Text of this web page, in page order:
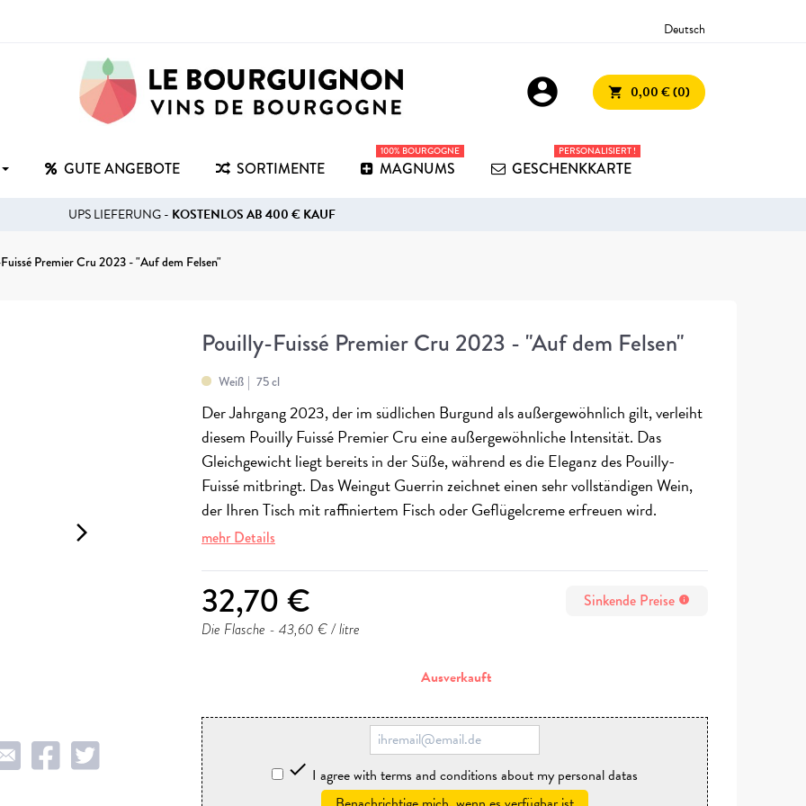
Deutsch
account_circle shopping_cart 0,00 € (0)
GUTE ANGEBOTE SORTIMENTE MAGNUMS
100% BOURGOGNE
GESCHENKKARTE
PERSONALISIERT !
UPS LIEFERUNG - KOSTENLOS AB 400 € KAUF
Premier Cru 2023 - "Auf dem Felsen"
arrow_forward_ios
Pouilly-Fuissé Premier Cru 2023 - "Auf dem Felsen"
Weiß 75 cl
Der Jahrgang 2023, der im südlichen Burgund als außergewöhnlich gilt, verleiht
diesem Pouilly Fuissé Premier Cru eine außergewöhnliche Intensität. Das
Gleichgewicht liegt bereits in der Süße, während es die Eleganz des Pouilly-
Fuissé mitbringt. Das Weingut Guerrin zeichnet einen sehr vollständigen Wein,
der Ihren Tisch mit raffiniertem Fisch oder Geflügelcreme erfreuen wird.
mehr Details
32,70 € Sinkende Preise info
Die Flasche - 43,60 € / litre
Ausverkauft
 I agree with terms and conditions about my personal datas